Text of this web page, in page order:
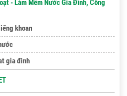
- Làm Mềm Nước Gia Đình, Công
khoan
gia đình